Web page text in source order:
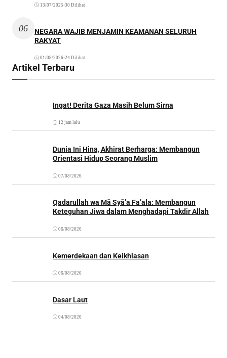
13/07/2025 •30 Dilihat
06
NEGARA WAJIB MENJAMIN KEAMANAN SELURUH
RAKYAT
01/08/2026•24 Dilihat
Artikel Terbaru
Ingat! Derita Gaza Masih Belum Sirna
12 jam lalu
Dunia Ini Hina, Akhirat Berharga: Membangun
Orientasi Hidup Seorang Muslim
07/08/2026
Qadarullah wa Mā Syā’a Fa’ala: Membangun
Keteguhan Jiwa dalam Menghadapi Takdir Allah
06/08/2026
Kemerdekaan dan Keikhlasan
06/08/2026
Dasar Laut
04/08/2026